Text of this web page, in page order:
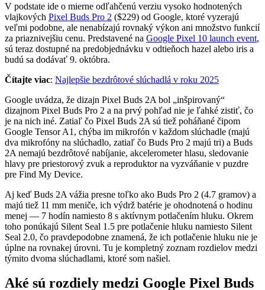
V podstate ide o mierne odľahčenú verziu vysoko hodnotených
vlajkových Pixel Buds Pro 2 ($229) od Google, ktoré vyzerajú
veľmi podobne, ale nenabízajú rovnaký výkon ani množstvo funkcií
za priaznivejšiu cenu. Predstavené na Google Pixel 10 launch event,
sú teraz dostupné na predobjednávku v odtieňoch hazel alebo iris a
budú sa dodávať 9. októbra.
Čítajte viac: Najlepšie bezdrôtové slúchadlá v roku 2025
Google uvádza, že dizajn Pixel Buds 2A bol „inšpirovaný“
dizajnom Pixel Buds Pro 2 a na prvý pohľad nie je ľahké zistiť, čo
je na nich iné. Zatiaľ čo Pixel Buds 2A sú tiež poháňané čipom
Google Tensor A1, chýba im mikrofón v každom slúchadle (majú
dva mikrofóny na slúchadlo, zatiaľ čo Buds Pro 2 majú tri) a Buds
2A nemajú bezdrôtové nabíjanie, akcelerometer hlasu, sledovanie
hlavy pre priestorový zvuk a reproduktor na vyzváňanie v puzdre
pre Find My Device.
Aj keď Buds 2A vážia presne toľko ako Buds Pro 2 (4.7 gramov) a
majú tiež 11 mm meniče, ich výdrž batérie je ohodnotená o hodinu
menej — 7 hodín namiesto 8 s aktívnym potlačením hluku. Okrem
toho ponúkajú Silent Seal 1.5 pre potlačenie hluku namiesto Silent
Seal 2.0, čo pravdepodobne znamená, že ich potlačenie hluku nie je
úplne na rovnakej úrovni. Tu je kompletný zoznam rozdielov medzi
týmito dvoma slúchadlami, ktoré som našiel.
Aké sú rozdiely medzi Google Pixel Buds